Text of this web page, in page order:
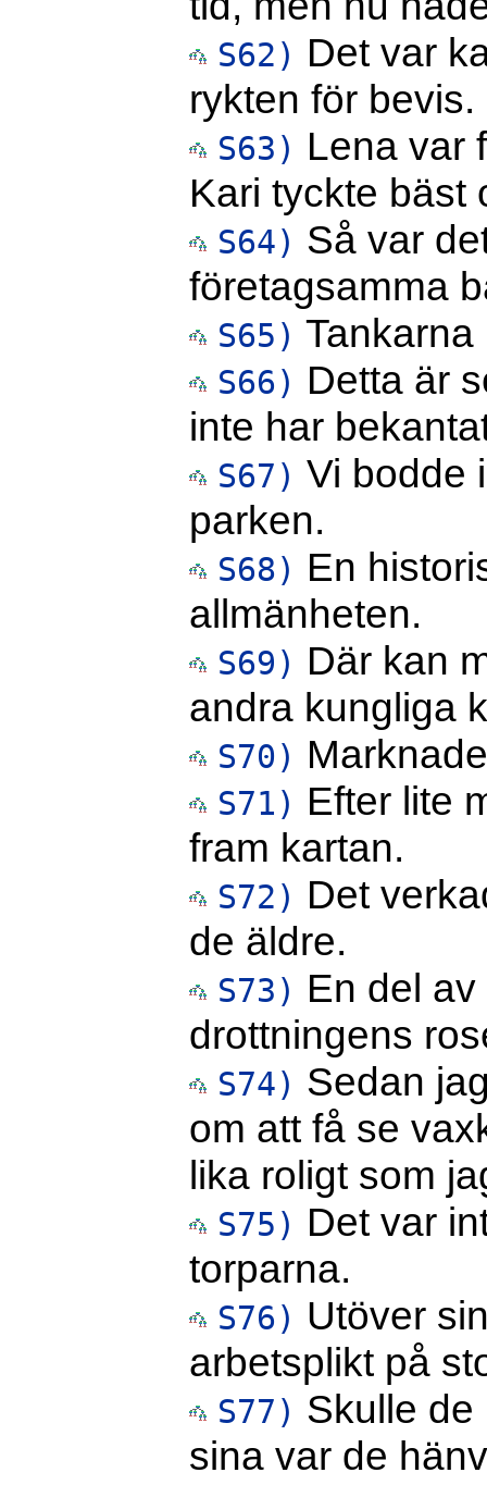
S62) Det var
rykten för bevis.
S63) Lena var
Kari tyckte bäst
S64) Så var
företagsamma
S65)
S66) Detta är
inte har
S67) Vi bodde
parken.
S68) En
allmänheten.
S69) Där kan
andra kungliga
S70)
S71) Efter lite
fram kartan.
S72) Det
de äldre.
S73) En del
drottningens
S74) Sedan
om att få se
lika roligt som
S75) Det var
torparna.
S76) Utöver
arbetsplikt på
S77) Skulle de
sina var de